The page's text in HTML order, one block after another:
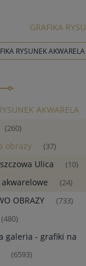
GRAFIKA
RYSUNEK AKWARELA
AKWARELA
(260)
obrazy (37)
Ulica (10)
(24)
OBRAZY (733)
(480)
galeria - grafiki na
(6593)